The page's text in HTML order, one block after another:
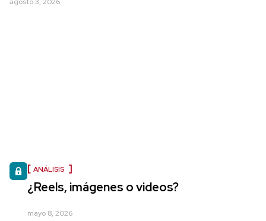
ANÁLISIS
¿Reels, imágenes o videos?
mayo 8, 2026